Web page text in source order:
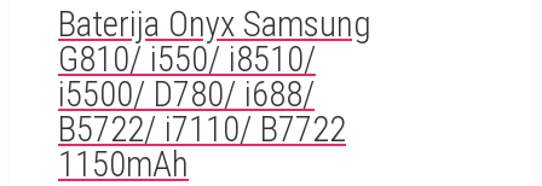
Baterija Onyx Samsung
G810/ i550/ i8510/
i5500/ D780/ i688/
B5722/ i7110/ B7722
1150mAh